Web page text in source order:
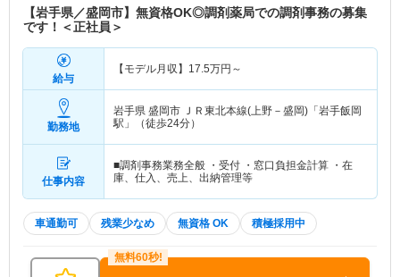
【岩手県／盛岡市】無資格OK◎調剤薬局での調剤事務の募集
です！＜正社員＞
給与
【モデル月収】 17.5万円～
勤務地
岩手県 盛岡市 ＪＲ東北本線(上野－盛岡)「岩手飯岡
駅」（徒歩24分）
仕事内容
■調剤事務業務全般 ・受付 ・窓口負担金計算 ・在
庫、仕入、売上、出納管理等
車通勤可 残業少なめ 無資格 OK 積極採用中